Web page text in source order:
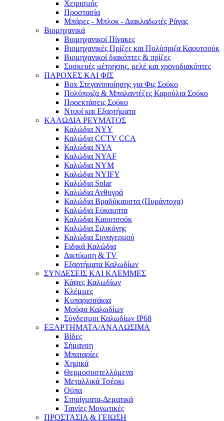
Χειρισμός
Προστασία
Μπάρες - Μπλοκ - Διακλαδωτές Ράγας
Βιομηχανικά
Βιομηχανικοί Πίνακες
Βιομηχανικές Πρίζες και Πολύπριζα Καουτσούκ
Βιομηχανικοί διακόπτες & πρίζες
Συσκευές μέτρησης, ρελέ και χρονοδιακόπτες
ΠΑΡΟΧΕΣ ΚΑΙ ΦΙΣ
Box Στεγανοποίησης για Φις Σούκο
Πολύπριζα & Μπαλαντέζες Καρούλια Σούκο
Προεκτάσεις Σούκο
Ντουί και Εξαρτήματα
ΚΑΛΩΔΙΑ ΡΕΥΜΑΤΟΣ
Καλώδια NYY
Καλώδια CCTV CCA
Καλώδια NYA
Καλώδια NYAF
Καλώδια NYM
Καλώδια NYIFY
Καλώδια Solar
Καλώδια Ανθυγρά
Καλώδια Βραδύκαυστα (Πυράντοχα)
Καλώδια Εύκαμπτα
Καλώδια Καουτσούκ
Καλώδια Σιλικόνης
Καλώδια Συναγερμού
Ειδικά Καλώδια
Δικτύωση & TV
Εξαρτήματα Καλωδίων
ΣΥΝΔΕΣΕΙΣ ΚΑΙ ΚΛΕΜΜΕΣ
Κάψες Καλωδίων
Κλέμμες
Κυπαρισσάκια
Μούφα Καλωδίων
Σύνδεσμοι Καλωδίων IP68
ΕΞΑΡΤΗΜΑΤΑ/ΑΝΑΛΩΣΙΜΑ
Βίδες
Σήμανση
Μπαταρίες
Χημικά
Θερμοσυστελλόμενα
Μεταλλικά Τσέρκι
Ούπα
Στηρίγματα-Δεματικά
Ταινίες Μονωτικές
ΠΡΟΣΤΑΣΙΑ & ΓΕΙΩΣΗ